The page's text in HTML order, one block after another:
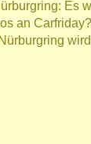
Es
an